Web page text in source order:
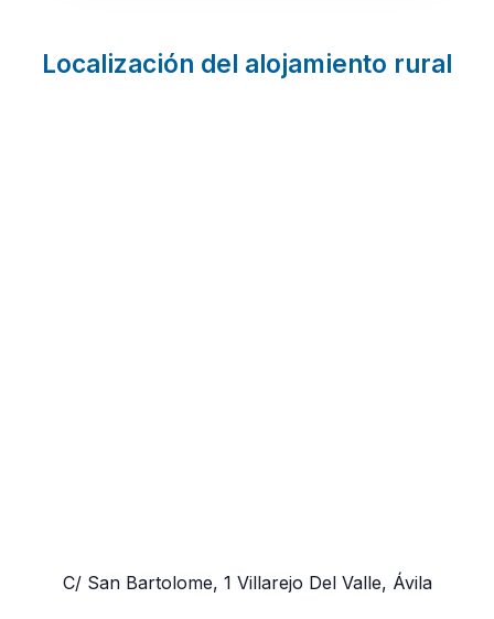
Localización del alojamiento rural
C/ San Bartolome, 1 Villarejo Del Valle, Ávila